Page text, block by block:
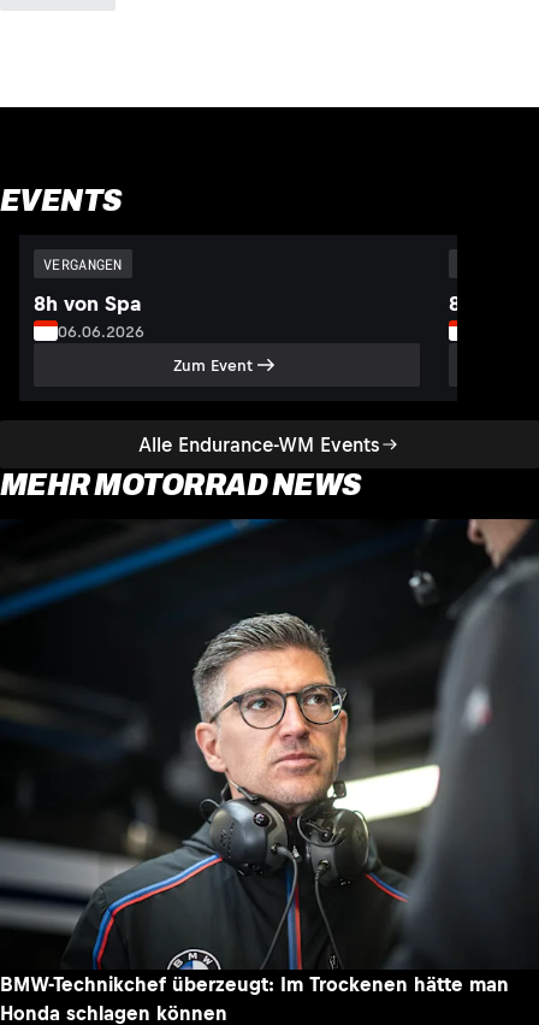
EVENTS
Alle Endurance-WM Events
VERGANGEN
8h von Spa
06.06.2026
Zum Event
8h von
MEHR MOTORRAD NEWS
BMW-Technikchef überzeugt: Im Trockenen hätte man
Honda schlagen können